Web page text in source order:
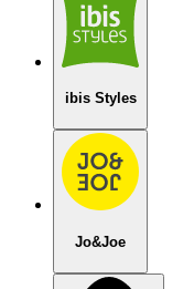
ibis Styles
Jo&Joe